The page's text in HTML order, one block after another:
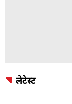
लेटेस्ट